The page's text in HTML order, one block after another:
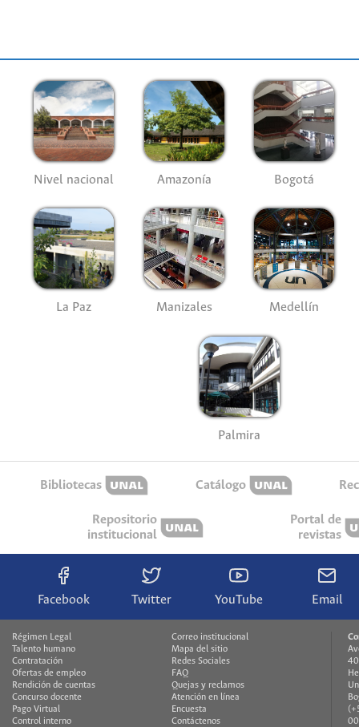
Nivel nacional Amazonía Bogotá
La Paz Manizales Medellín
Palmira
Bibliotecas Catálogo
Repositorio
institucional
Portal de
revistas
Facebook Twitter YouTube Email
Régimen Legal
Talento humano
Contratación
Ofertas de empleo
Rendición de cuentas
Concurso docente
Pago Virtual
Control interno
Correo institucional
Mapa del sitio
Redes Sociales
FAQ
Quejas y reclamos
Atención en línea
Encuesta
Contáctenos